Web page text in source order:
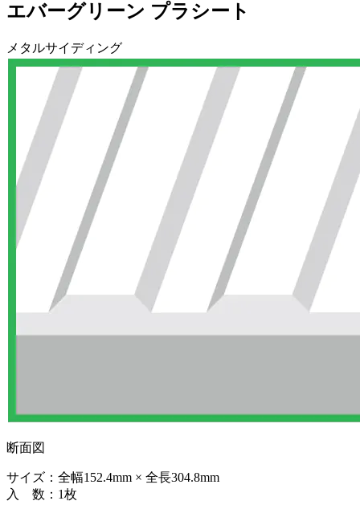
エバーグリーン プラシート
メタルサイディング
断面図
サイズ：全幅152.4mm × 全長304.8mm
入 数：1枚